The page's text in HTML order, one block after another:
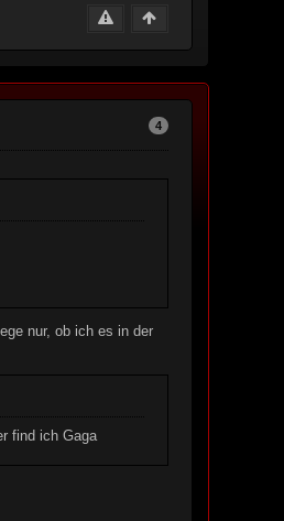
4
nur, ob ich es in der
find ich Gaga